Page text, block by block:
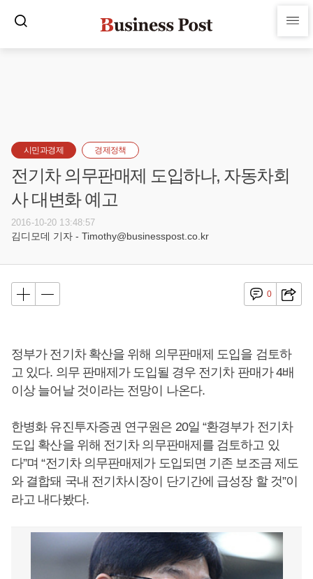
시민과경제 경제정책
전기차 의무판매제 도입하나, 자동차회
사 대변화 예고
2016-10-20 13:48:57
김디모데 기자 - Timothy@businesspost.co.kr
0
정부가 전기차 확산을 위해 의무판매제 도입을 검토하
고 있다. 의무 판매제가 도입될 경우 전기차 판매가 4배
이상 늘어날 것이라는 전망이 나온다.
한병화 유진투자증권 연구원은 20일 “환경부가 전기차
도입 확산을 위해 전기차 의무판매제를 검토하고 있
다”며 “전기차 의무판매제가 도입되면 기존 보조금 제도
와 결합돼 국내 전기차시장이 단기간에 급성장 할 것”이
라고 내다봤다.